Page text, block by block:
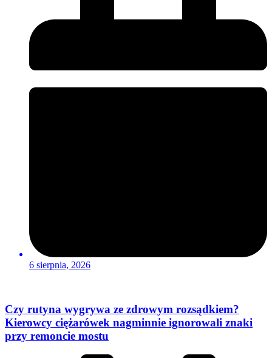
6 sierpnia, 2026
Czy rutyna wygrywa ze zdrowym rozsądkiem?
Kierowcy ciężarówek nagminnie ignorowali znaki
przy remoncie mostu